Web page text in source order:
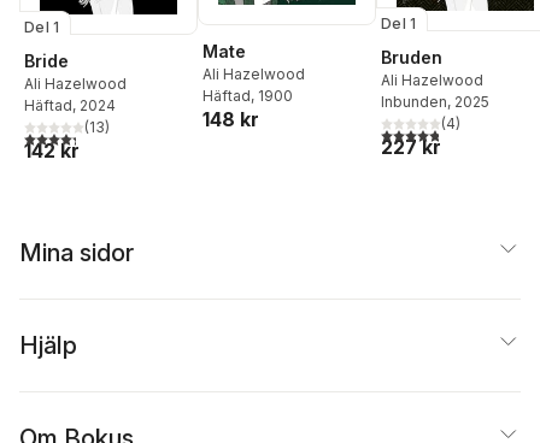
Del 1
Bride
Ali Hazelwood
Häftad, 2024
4,3utav 5 stjärnor. Totalt antal röster:
(13)
142 kr
Mate
Ali Hazelwood
Häftad, 1900
148 kr
Del 1
Bruden
Ali Hazelwood
Inbunden, 2025
4,8utav 5 stjärnor.
(4)
227 kr
Mina sidor
Hjälp